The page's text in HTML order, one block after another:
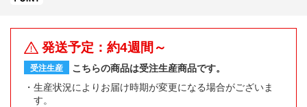
発送予定：約4週間～
受注生産
こちらの商品は受注生産商品です。
生産状況によりお届け時期が変更になる場合がございま
す。